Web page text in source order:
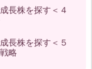
長株を探す＜４
長株を探す＜５
略